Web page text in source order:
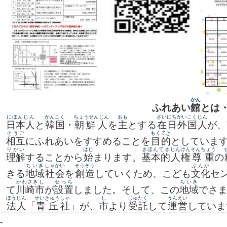
ふれあい館
かん
とは
日本人
にほんじん
と 韓国
かんこく
・ 朝鮮人
ちょうせんじん
を主
おも
とする在日
ざいにち
外国人
がいこくじん
が、
相互
そうご
にふれあいをすすめることを 目的
もくてき
としていま
理解
りかい
することから始
はじ
まります。 基本的
きほんてき
人権
じんけん
尊重
そんちょう
の
きる地域
ちいき
社会
しゃかい
を創造
そうぞう
していくため、こども文化
ぶんか
セ
て 川崎市
かわさきし
が設置
せっち
しました。そして、この地域
ちいき
でさ
法人
ほうじん
「 青丘
せいきゅう
社
しゃ
」が、 市
し
より 受託
じゅたく
して運営
うんえい
してい
-